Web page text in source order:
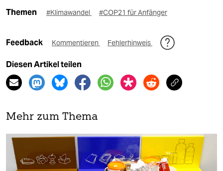
Themen #Klimawandel #COP21 für Anfänger
Feedback Kommentieren Fehlerhinweis
Diesen Artikel teilen
Mehr zum Thema